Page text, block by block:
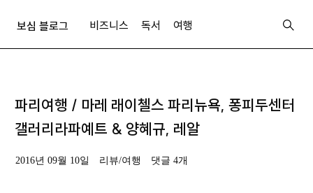
보심 블로그 비즈니스 독서 여행
파리여행 / 마레 래이첼스 파리뉴욕, 퐁피두센터
갤러리라파예트 & 양혜규, 레알
2016년 09월 10일 리뷰/여행 댓글 4개